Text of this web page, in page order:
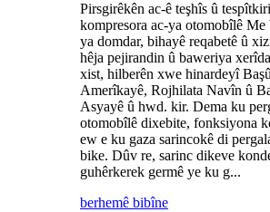
Pirsgirêkên ac-ê teşhîs û
kompresora ac-ya otomobîlê
ya domdar, bihayê reqabetê û
hêja pejirandin û baweriya
xist, hilberên xwe hinardeyî
Amerîkayê, Rojhilata Navîn û
Asyayê û hwd. kir. Dema ku
otomobîlê dixebite, fonksiyona
ew e ku gaza sarincokê di
bike. Dûv re, sarinc dikeve
guhêrkerek germê ye ku g...
berhemê bibîne